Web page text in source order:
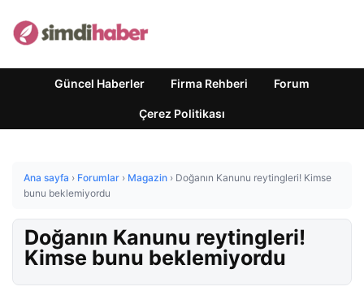
Güncel Haberler Firma Rehberi Forum
Çerez Politikası
Ana sayfa › Forumlar › Magazin › Doğanın Kanunu reytingleri! Kimse
bunu beklemiyordu
Doğanın Kanunu reytingleri!
Kimse bunu beklemiyordu